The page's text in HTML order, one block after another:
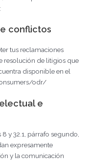
conflictos
tus reclamaciones
resolución de litigios que
disponible en el
odr/
e
y 32.1, párrafo segundo,
expresamente
y la comunicación